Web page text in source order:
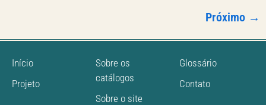
Próximo →
Início
Projeto
Sobre os
catálogos
Sobre o site
Glossário
Contato